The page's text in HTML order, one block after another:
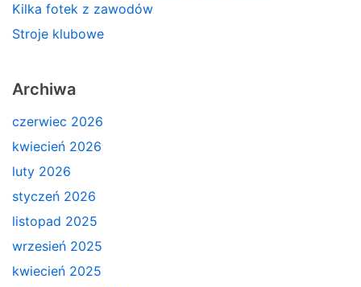
Kilka fotek z zawodów
Stroje klubowe
Archiwa
czerwiec 2026
kwiecień 2026
luty 2026
styczeń 2026
listopad 2025
wrzesień 2025
kwiecień 2025